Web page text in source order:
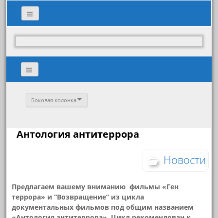
Боковая колонка
Антология антитеррора
Новости
Предлагаем вашему вниманию фильмы «Ген
террора» и “Возвращение” из цикла
документальных фильмов под общим названием